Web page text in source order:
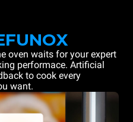
oven waits for your expert
performace. Artificial
to cook every
want.